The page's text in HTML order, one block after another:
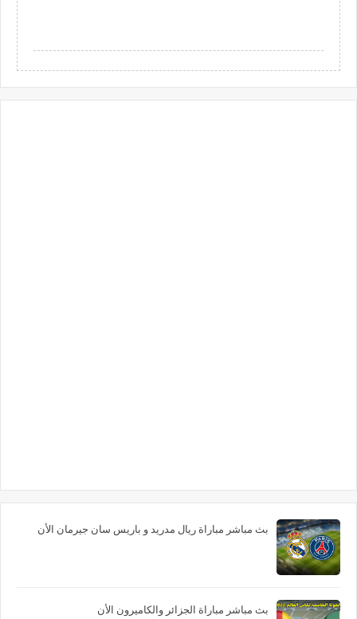
بث مباشر مباراة ريال مدريد و باريس سان جيرمان الأن
بث مباشر مباراة الجزائر والكاميرون الأن